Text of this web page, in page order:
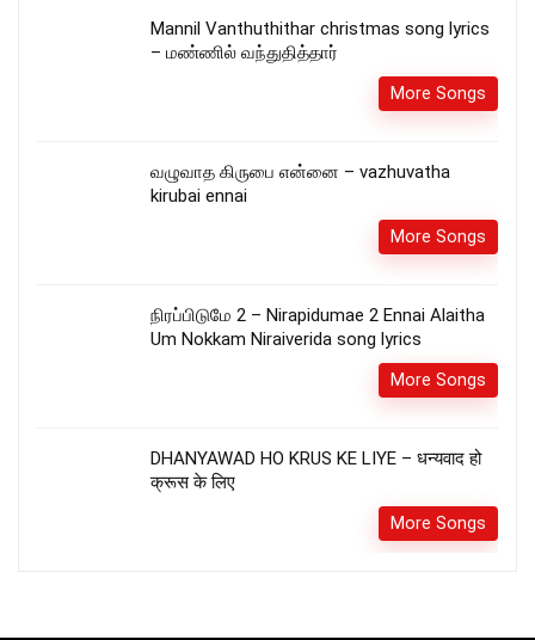
Mannil Vanthuthithar christmas song lyrics
– மண்ணில் வந்துதித்தார்
More Songs
வழுவாத கிருபை என்னை – vazhuvatha
kirubai ennai
More Songs
நிரப்பிடுமே 2 – Nirapidumae 2 Ennai Alaitha
Um Nokkam Niraiverida song lyrics
More Songs
DHANYAWAD HO KRUS KE LIYE – धन्यवाद हो
क्रूस के लिए
More Songs